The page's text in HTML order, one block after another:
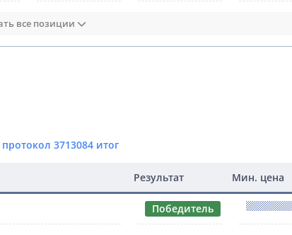
все позиции
3713084 итог
Результат Мин. цена
Победитель